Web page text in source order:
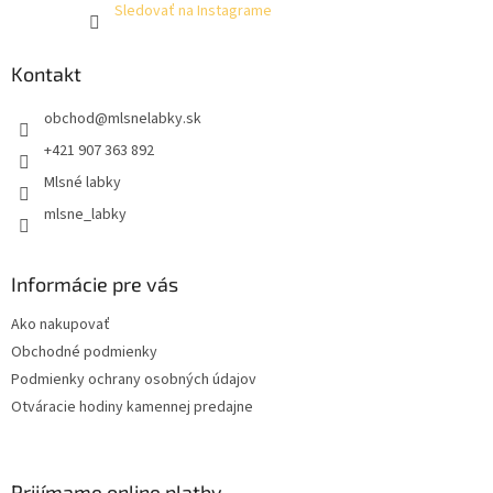
Sledovať na Instagrame
Kontakt
obchod@mlsnelabky.sk
+421 907 363 892
Mlsné labky
mlsne_labky
Informácie pre vás
Ako nakupovať
Obchodné podmienky
Podmienky ochrany osobných údajov
Otváracie hodiny kamennej predajne